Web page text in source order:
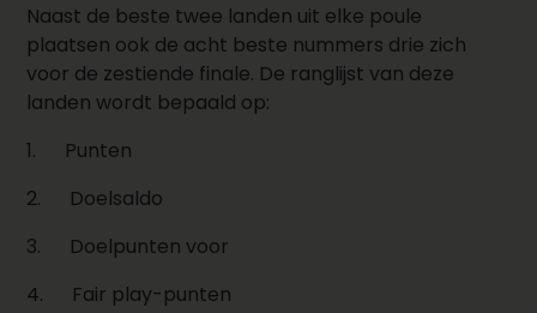
Naast de beste twee landen uit elke poule
plaatsen ook de acht beste nummers drie zich
voor de zestiende finale. De ranglijst van deze
landen wordt bepaald op:
1. Punten
2. Doelsaldo
3. Doelpunten voor
4. Fair play-punten